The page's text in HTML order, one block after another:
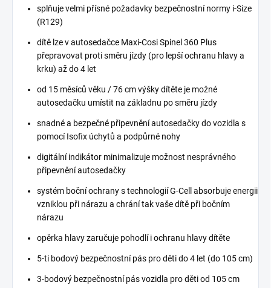
splňuje velmi přísné požadavky bezpečnostní normy i-Size
(R129)
dítě lze v autosedačce Maxi-Cosi Spinel 360 Plus
přepravovat proti směru jízdy (pro lepší ochranu hlavy a
krku) až do 4 let
od 15 měsíců věku / 76 cm výšky dítěte je možné
autosedačku umístit na základnu po směru jízdy
snadné a bezpečné připevnění autosedačky do vozidla s
pomocí Isofix úchytů a podpůrné nohy
digitální indikátor minimalizuje možnost nesprávného
připevnění autosedačky
systém boční ochrany s technologií G-Cell absorbuje energii
vzniklou při nárazu a chrání tak vaše dítě při bočním
nárazu
opěrka hlavy zaručuje pohodlí i ochranu hlavy dítěte
5-ti bodový bezpečnostní pás pro děti do 4 let (do 105 cm)
3-bodový bezpečnostní pás vozidla pro děti od 105 cm